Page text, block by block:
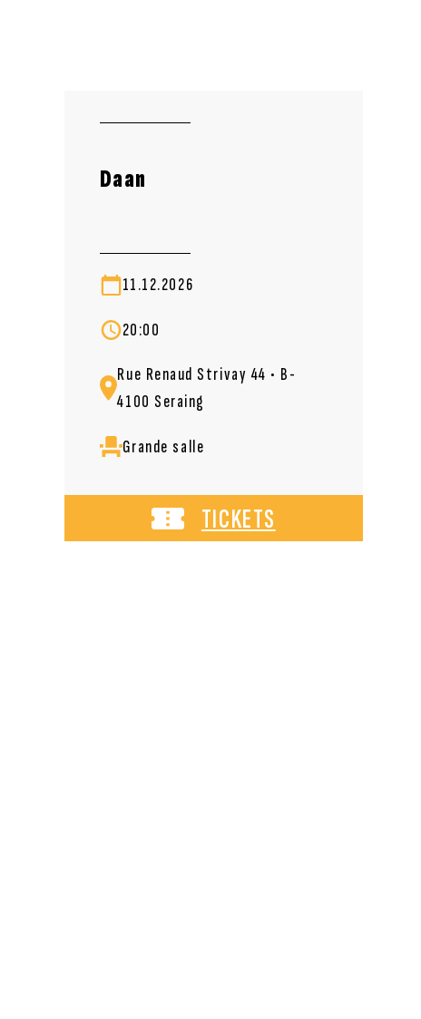
Daan
11.12.2026
20:00
Rue Renaud Strivay 44 • B-
4100 Seraing
Grande salle
TICKETS